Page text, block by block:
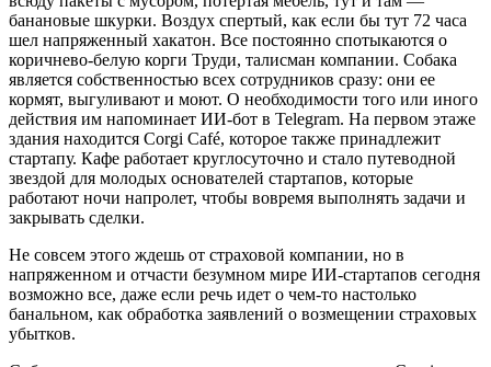
банановые шкурки. Воздух спертый, как если бы тут 72 часа
шел напряженный хакатон. Все постоянно спотыкаются о
коричнево-белую корги Труди, талисман компании. Собака
является собственностью всех сотрудников сразу: они ее
кормят, выгуливают и моют. О необходимости того или иного
действия им напоминает ИИ-бот в Telegram. На первом этаже
здания находится Corgi Café, которое также принадлежит
стартапу. Кафе работает круглосуточно и стало путеводной
звездой для молодых основателей стартапов, которые
работают ночи напролет, чтобы вовремя выполнять задачи и
закрывать сделки.
Не совсем этого ждешь от страховой компании, но в
напряженном и отчасти безумном мире ИИ-стартапов сегодня
возможно все, даже если речь идет о чем-то настолько
банальном, как обработка заявлений о возмещении страховых
убытков.